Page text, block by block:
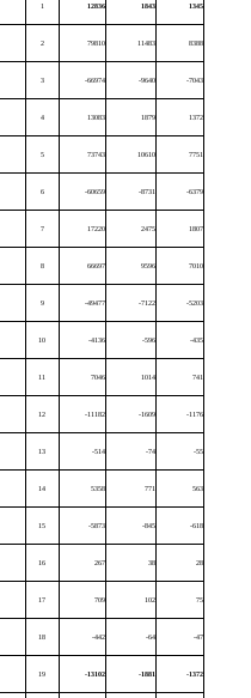
1 12836 1843 1345
2 79810 11483 8388
3 -66974 -9640 -7043
4 13083 1879 1372
5 73743 10610 7751
6 -60659 -8731 -6379
7 17220 2475 1807
8 66697 9596 7010
9 -49477 -7122 -5203
10 -4136 -596 -435
11 7046 1014 741
12 -11182 -1609 -1176
13 -514 -74 -55
14 5358 771 563
15 -5873 -845 -618
16 267 38 28
17 709 102 75
18 -442 -64 -47
19 -13102 -1881 -1372